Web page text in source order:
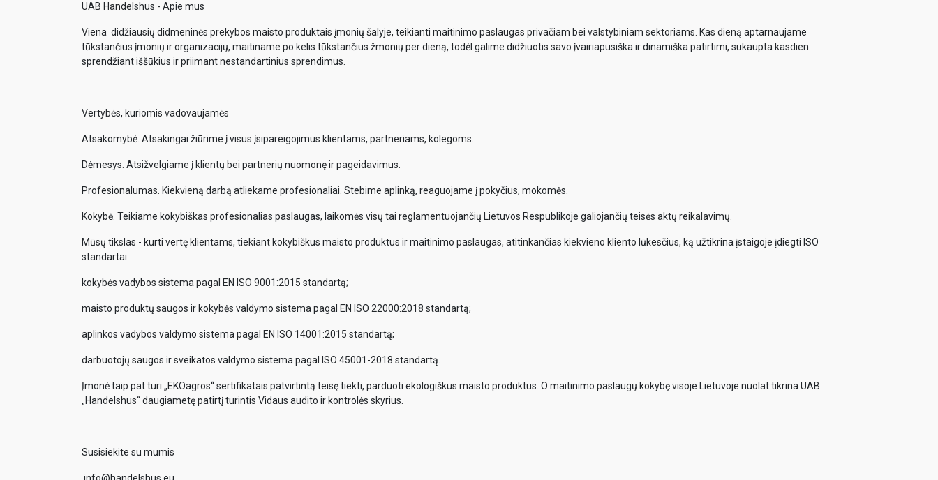
UAB Handelshus - Apie mus
Viena didžiausių didmeninės prekybos maisto produktais įmonių šalyje, teikianti maitinimo paslaugas privačiam bei valstybiniam sektoriams. Kas dieną aptarnaujame
tūkstančius įmonių ir organizacijų, maitiname po kelis tūkstančius žmonių per dieną, todėl galime didžiuotis savo įvairiapusiška ir dinamiška patirtimi, sukaupta kasdien
sprendžiant iššūkius ir priimant nestandartinius sprendimus.
Vertybės, kuriomis vadovaujamės
Atsakomybė. Atsakingai žiūrime į visus įsipareigojimus klientams, partneriams, kolegoms.
Dėmesys. Atsižvelgiame į klientų bei partnerių nuomonę ir pageidavimus.
Profesionalumas. Kiekvieną darbą atliekame profesionaliai. Stebime aplinką, reaguojame į pokyčius, mokomės.
Kokybė. Teikiame kokybiškas profesionalias paslaugas, laikomės visų tai reglamentuojančių Lietuvos Respublikoje galiojančių teisės aktų reikalavimų.
Mūsų tikslas - kurti vertę klientams, tiekiant kokybiškus maisto produktus ir maitinimo paslaugas, atitinkančias kiekvieno kliento lūkesčius, ką užtikrina įstaigoje įdiegti ISO
standartai:
kokybės vadybos sistema pagal EN ISO 9001:2015 standartą;
maisto produktų saugos ir kokybės valdymo sistema pagal EN ISO 22000:2018 standartą;
aplinkos vadybos valdymo sistema pagal EN ISO 14001:2015 standartą;
darbuotojų saugos ir sveikatos valdymo sistema pagal ISO 45001-2018 standartą.
Įmonė taip pat turi „EKOagros“ sertifikatais patvirtintą teisę tiekti, parduoti ekologiškus maisto produktus. O maitinimo paslaugų kokybę visoje Lietuvoje nuolat tikrina UAB
„Handelshus“ daugiametę patirtį turintis Vidaus audito ir kontrolės skyrius.
Susisiekite su mumis